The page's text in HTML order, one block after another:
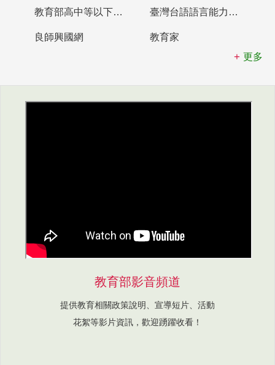
教育部高中等以下學校及幼兒園教師資格檢定考試 臺灣台語語言能力認證網站
良師興國網
教育家
更多
教育部影音頻道
提供教育相關政策說明、宣導短片、活動
花絮等影片資訊，歡迎踴躍收看！